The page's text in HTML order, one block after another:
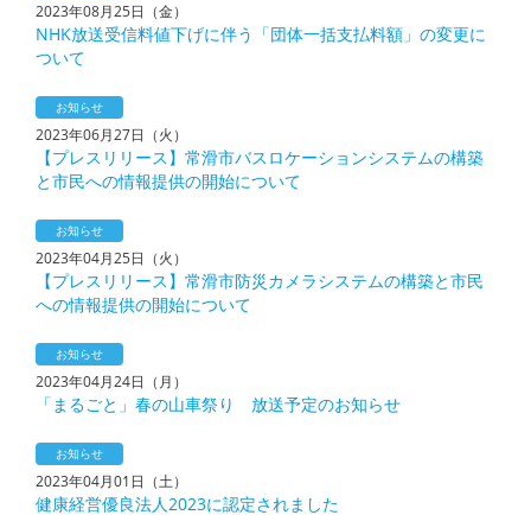
2023年08月25日（金）
NHK放送受信料値下げに伴う「団体一括支払料額」の変更に
ついて
お知らせ
2023年06月27日（火）
【プレスリリース】常滑市バスロケーションシステムの構築
と市民への情報提供の開始について
お知らせ
2023年04月25日（火）
【プレスリリース】常滑市防災カメラシステムの構築と市民
への情報提供の開始について
お知らせ
2023年04月24日（月）
「まるごと」春の山車祭り 放送予定のお知らせ
お知らせ
2023年04月01日（土）
健康経営優良法人2023に認定されました